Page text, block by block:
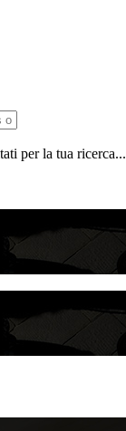
per la tua ricerca...